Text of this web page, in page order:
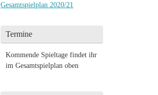
Gesamtspielplan 2020/21
Termine
Kommende Spieltage findet ihr
im Gesamtspielplan oben